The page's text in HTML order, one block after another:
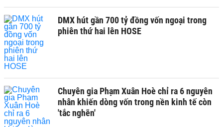
DMX hút gần 700 tỷ đồng vốn ngoại trong
phiên thứ hai lên HOSE
Chuyên gia Phạm Xuân Hoè chỉ ra 6 nguyên
nhân khiến dòng vốn trong nền kinh tế còn
'tắc nghẽn'